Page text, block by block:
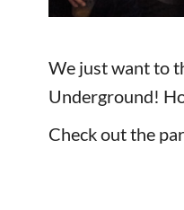
We just want to
Underground!
Check out the